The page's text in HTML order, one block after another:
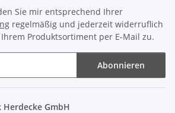
Sie mir entsprechend Ihrer
regelmäßig und jederzeit widerruflich
Produktsortiment per E-Mail zu.
Abonnieren
GmbH